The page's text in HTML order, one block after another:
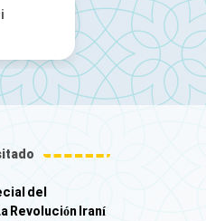
Con
del
Revolución Iraní